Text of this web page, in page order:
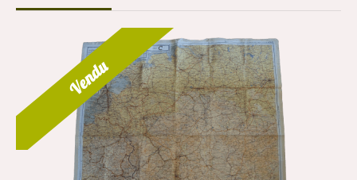
Vendu